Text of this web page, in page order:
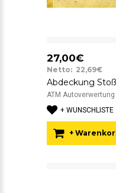
27,00€
Netto: 22,69€
ATM Autoverwertung
+ WUNSCHLISTE
+